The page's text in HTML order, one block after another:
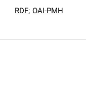
RDF; OAI-PMH